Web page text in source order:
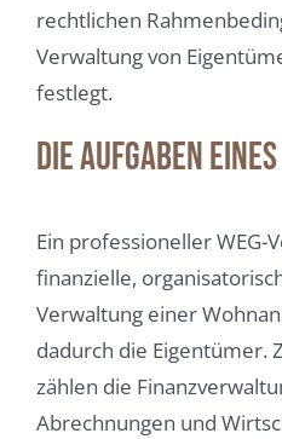
rechtlichen
Verwaltung von
festlegt.
Die Aufgaben
Ein professioneller
finanzielle,
Verwaltung einer
dadurch die Eigentümer.
zählen die
Abrechnungen und